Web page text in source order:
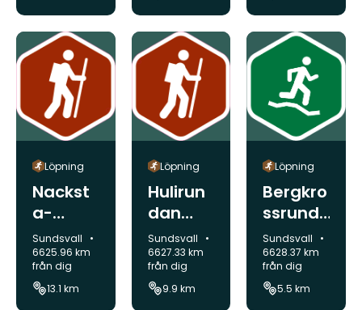
Löpning
Nackst
a-
Klisssru
ndan
springs
tig
Kommun:
Sundsvall
6625.96 km
från dig
13.1 km
Löpning
Hulirun
dan
springs
tig
Kommun:
Sundsvall
6627.33 km
från dig
9.9 km
Löpning
Bergkro
ssrund
an
springs
tig
Kommun:
Sundsvall
6628.37 km
från dig
5.5 km